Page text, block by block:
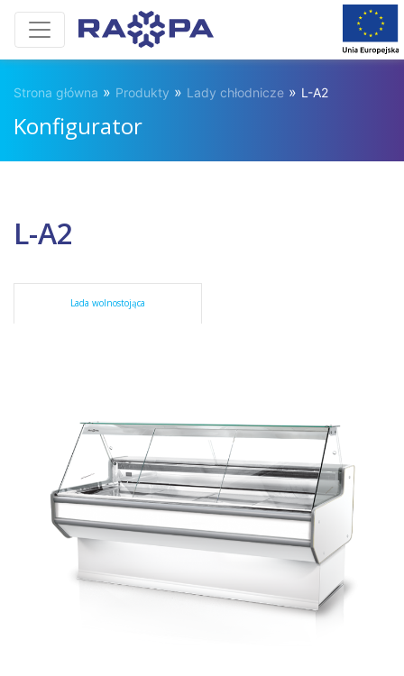
Strona główna » Produkty » Lady chłodnicze » L-A2
Konfigurator
L-A2
Lada wolnostojąca